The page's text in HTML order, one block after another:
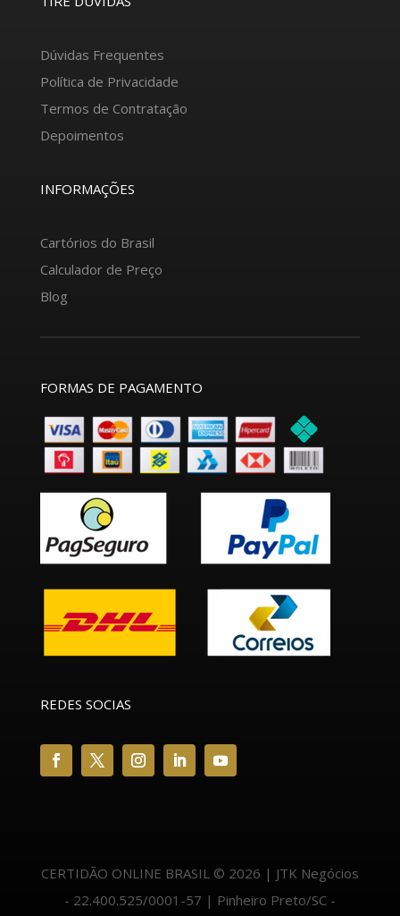
Dúvidas Frequentes
Política de Privacidade
Termos de Contratação
Depoimentos
INFORMAÇÕES
Cartórios do Brasil
Calculador de Preço
Blog
FORMAS DE PAGAMENTO
REDES SOCIAS
CERTIDÃO ONLINE BRASIL © 2026 | JTK Negócios
- 22.400.525/0001-57 | Pinheiro Preto/SC -